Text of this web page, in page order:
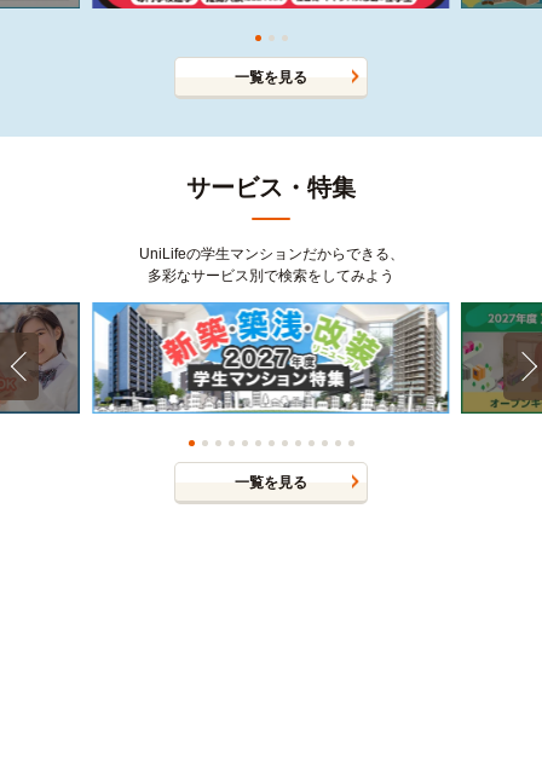
一覧を見る
サービス・特集
UniLifeの学生マンションだからできる、
多彩なサービス別で検索をしてみよう
一覧を見る